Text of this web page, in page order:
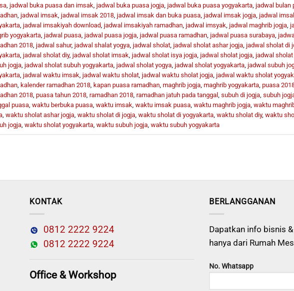
, jadwal buka puasa dan imsak, jadwal buka puasa jogja, jadwal buka puasa yogyakarta, jadwal bulan
, jadwal imsak, jadwal imsak 2018, jadwal imsak dan buka puasa, jadwal imsak jogja, jadwal
, jadwal imsakiyah download, jadwal imsakiyah ramadhan, jadwal imsyak, jadwal maghrib jogja,
yogyakarta, jadwal puasa, jadwal puasa jogja, jadwal puasa ramadhan, jadwal puasa surabaya,
2018, jadwal sahur, jadwal shalat yogya, jadwal sholat, jadwal sholat ashar jogja, jadwal sholat di
, jadwal sholat diy, jadwal sholat imsak, jadwal sholat isya jogja, jadwal sholat jogja, jadwal
jogja, jadwal sholat subuh yogyakarta, jadwal sholat yogya, jadwal sholat yogyakarta, jadwal subuh
, jadwal waktu imsak, jadwal waktu sholat, jadwal waktu sholat jogja, jadwal waktu sholat
, kalender ramadhan 2018, kapan puasa ramadhan, maghrib jogja, maghrib yogyakarta, puasa
2018, puasa tahun 2018, ramadhan 2018, ramadhan jatuh pada tanggal , subuh di jogja, subuh
puasa, waktu berbuka puasa, waktu imsak, waktu imsak puasa, waktu maghrib jogja, waktu
, waktu sholat ashar jogja, waktu sholat di jogja, waktu sholat di yogyakarta, waktu sholat diy, waktu
jogja, waktu sholat yogyakarta, waktu subuh jogja, waktu subuh yogyakarta
KONTAK
0812 2222 9224
0812 2222 9224
Office & Workshop
BERLANGGANAN
Dapatkan info bisnis
hanya dari Rumah
No. Whatsapp